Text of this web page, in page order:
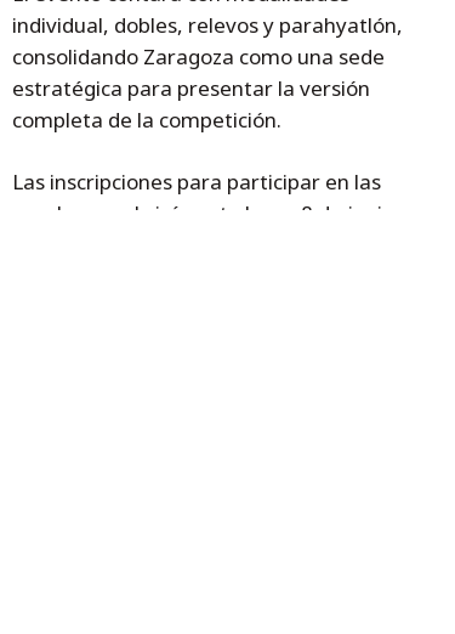
individual, dobles, relevos y parahyatlón,
consolidando Zaragoza como una sede
estratégica para presentar la versión
completa de la competición.
Las inscripciones para participar en las
pruebas se abrirán este lunes 8 de junio, con